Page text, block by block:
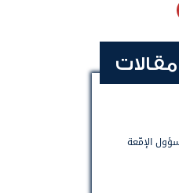
مقالات
الإمّعة